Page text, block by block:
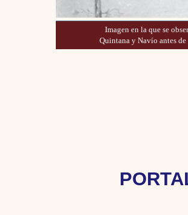
Imagen en la que se
Quintana y Navío antes